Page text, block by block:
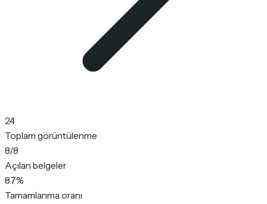
24
Toplam görüntülenme
8/8
Açılan belgeler
87%
Tamamlanma oranı